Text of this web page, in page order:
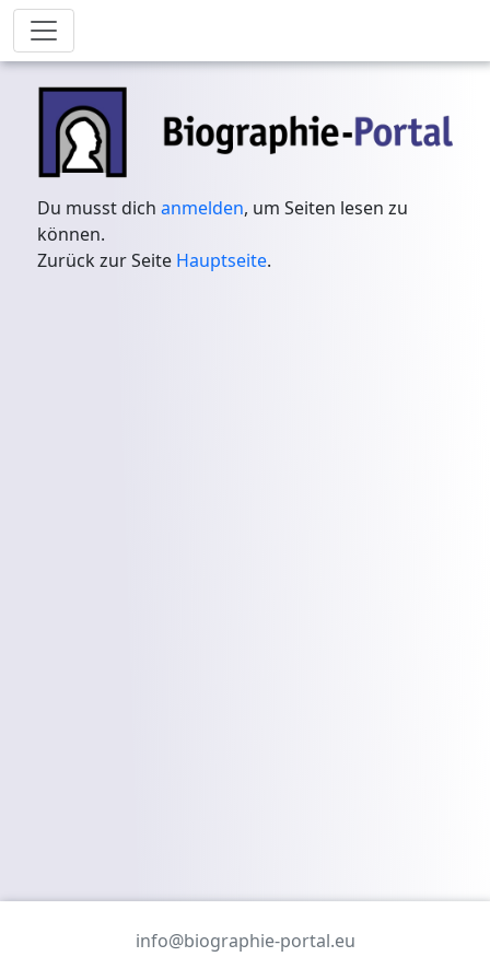
Du musst dichanmelden, um Seiten lesen zu
können.
Zurück zur Seite Hauptseite.
info@biographie-portal.eu